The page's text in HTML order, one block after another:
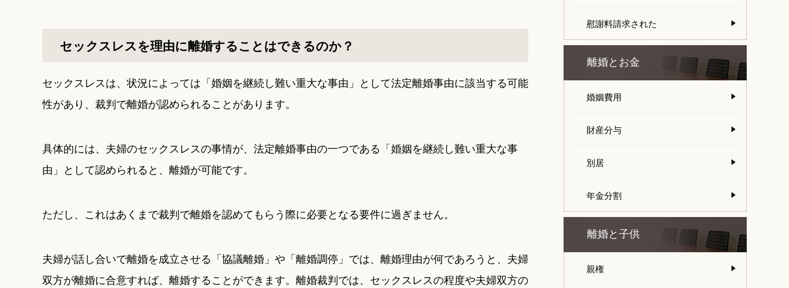
セックスレスを理由に離婚することはできるのか？
セックスレスは、状況によっては「婚姻を継続し難い重大な事由」として法定離婚事由に該当する可能
性があり、裁判で離婚が認められることがあります。
具体的には、夫婦のセックスレスの事情が、法定離婚事由の一つである「婚姻を継続し難い重大な事
由」として認められると、離婚が可能です。
ただし、これはあくまで裁判で離婚を認めてもらう際に必要となる要件に過ぎません。
夫婦が話し合いで離婚を成立させる「協議離婚」や「離婚調停」では、離婚理由が何であろうと、夫婦
双方が離婚に合意すれば、離婚することができます。離婚裁判では、セックスレスの程度や夫婦双方の
慰謝料請求された
離婚とお金
婚姻費用
財産分与
別居
年金分割
離婚と子供
親権